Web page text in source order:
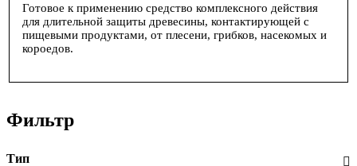
Готовое к применению средство комплексного действия
для длительной защиты древесины, контактирующей с
пищевыми продуктами, от плесени, грибков, насекомых и
короедов.
Фильтр
Тип